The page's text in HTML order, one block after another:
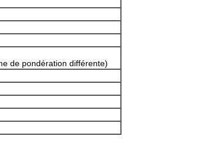
Laisser un message
vous rappellerons bientôt!
de pondération différente)